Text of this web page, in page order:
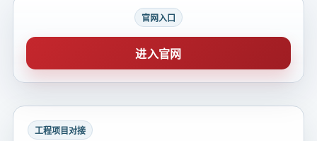
官网入口
进入官网
工程项目对接